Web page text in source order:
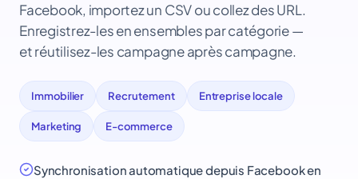
Facebook, importez un CSV ou collez des URL.
Enregistrez-les en ensembles par catégorie —
et réutilisez-les campagne après campagne.
Immobilier Recrutement Entreprise locale
Marketing E-commerce
Synchronisation automatique depuis Facebook en